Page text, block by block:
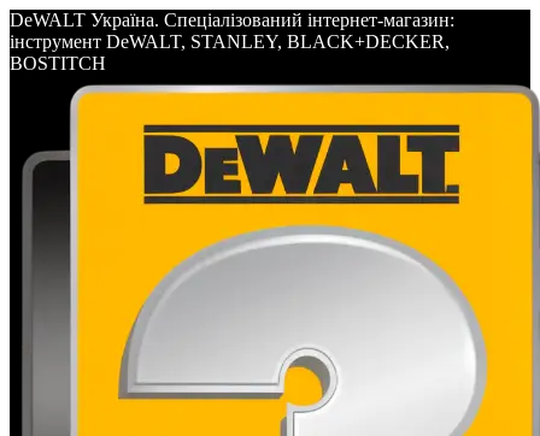
DeWALT Україна. Спеціалізований інтернет-магазин:
інструмент DeWALT, STANLEY, BLACK+DECKER,
BOSTITCH